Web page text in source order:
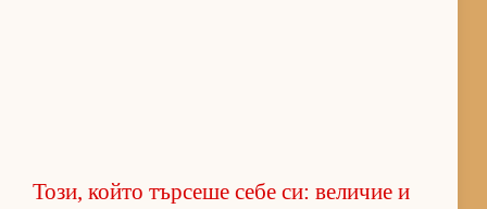
Този, който търсеше себе си: величие и